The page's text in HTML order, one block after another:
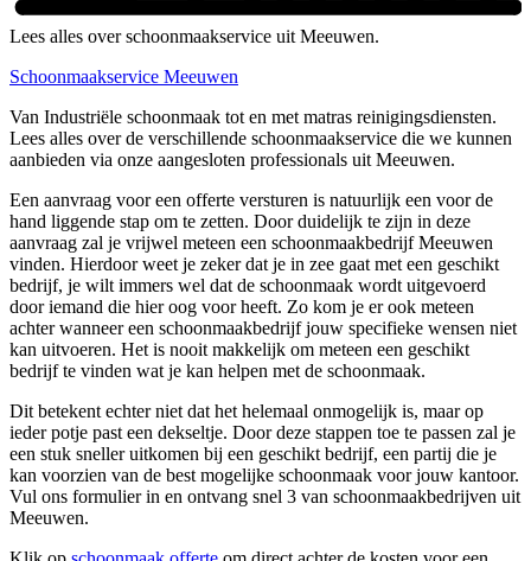
Lees alles over schoonmaakservice uit Meeuwen.
Schoonmaakservice Meeuwen
Van Industriële schoonmaak tot en met matras reinigingsdiensten.
Lees alles over de verschillende schoonmaakservice die we kunnen
aanbieden via onze aangesloten professionals uit Meeuwen.
Een aanvraag voor een offerte versturen is natuurlijk een voor de
hand liggende stap om te zetten. Door duidelijk te zijn in deze
aanvraag zal je vrijwel meteen een schoonmaakbedrijf Meeuwen
vinden. Hierdoor weet je zeker dat je in zee gaat met een geschikt
bedrijf, je wilt immers wel dat de schoonmaak wordt uitgevoerd
door iemand die hier oog voor heeft. Zo kom je er ook meteen
achter wanneer een schoonmaakbedrijf jouw specifieke wensen niet
kan uitvoeren. Het is nooit makkelijk om meteen een geschikt
bedrijf te vinden wat je kan helpen met de schoonmaak.
Dit betekent echter niet dat het helemaal onmogelijk is, maar op
ieder potje past een dekseltje. Door deze stappen toe te passen zal je
een stuk sneller uitkomen bij een geschikt bedrijf, een partij die je
kan voorzien van de best mogelijke schoonmaak voor jouw kantoor.
Vul ons formulier in en ontvang snel 3 van schoonmaakbedrijven uit
Meeuwen.